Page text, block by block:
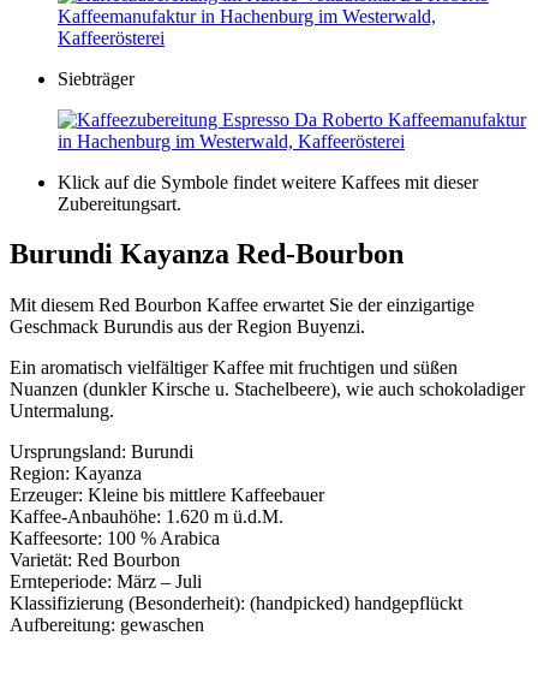
Siebträger
Klick auf die Symbole findet weitere Kaffees mit dieser
Zubereitungsart.
Burundi Kayanza Red-Bourbon
Mit diesem Red Bourbon Kaffee erwartet Sie der einzigartige
Geschmack Burundis aus der Region Buyenzi.
Ein aromatisch vielfältiger Kaffee mit fruchtigen und süßen
Nuanzen (dunkler Kirsche u. Stachelbeere), wie auch schokoladiger
Untermalung.
Ursprungsland: Burundi
Region: Kayanza
Erzeuger: Kleine bis mittlere Kaffeebauer
Kaffee-Anbauhöhe: 1.620 m ü.d.M.
Kaffeesorte: 100 % Arabica
Varietät: Red Bourbon
Ernteperiode: März – Juli
Klassifizierung (Besonderheit): (handpicked) handgepflückt
Aufbereitung: gewaschen